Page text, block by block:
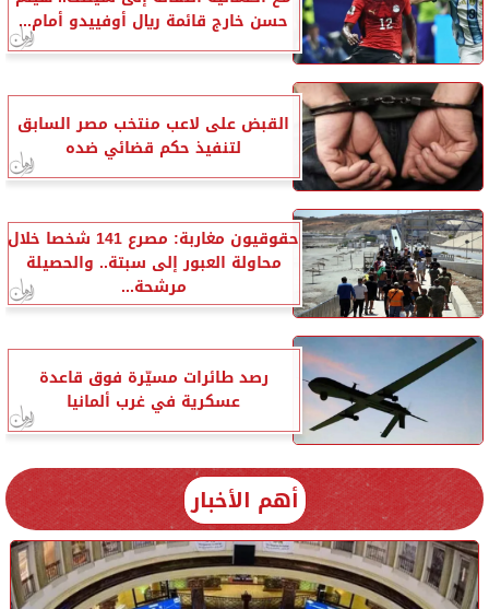
حسن خارج قائمة ريال أوفييدو أمام...
القبض على لاعب منتخب مصر السابق
لتنفيذ حكم قضائي ضده
حقوقيون مغاربة: مصرع 141 شخصا خلال
محاولة العبور إلى سبتة.. والحصيلة
مرشحة...
رصد طائرات مسيّرة فوق قاعدة
عسكرية في غرب ألمانيا
أهم الأخبار